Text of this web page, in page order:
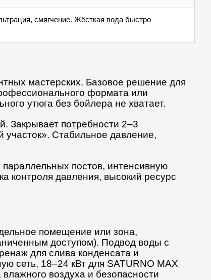
смягчение. Жёсткая вода быстро
мастерских. Базовое решение для
формата или
утюга без бойлера не хватает.
Закрывает потребности 2–3
Стабильное давление,
постов, интенсивную
контроля давления, высокий ресурс
помещение или зона,
доступом). Подвод воды с
для слива конденсата и
сеть, 18–24 кВт для SATURNO MAX
воздуха и безопасности